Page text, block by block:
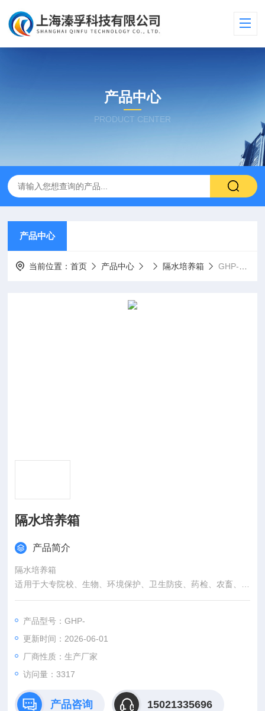
产品中心
PRODUCT CENTER
产品中心
当前位置：首页 产品中心 隔水培养箱 GHP-隔水培养箱
隔水培养箱
产品简介
隔水培养箱
适用于大专院校、生物、环境保护、卫生防疫、药检、农畜、水
产等
备。
产品型号：GHP-
更新时间：2026-06-01
厂商性质：生产厂家
访问量：3317
产品咨询 15021335696